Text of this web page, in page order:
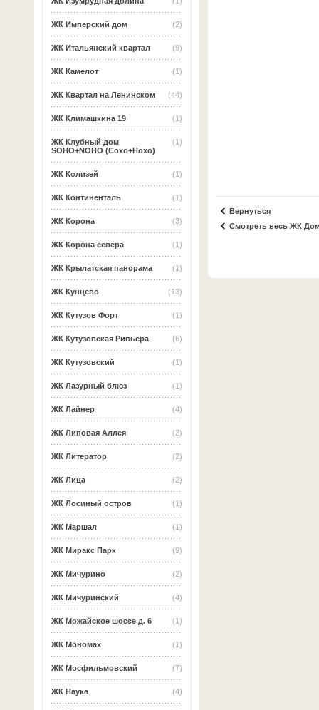
(2)
ЖК Имперский дом
(9)
ЖК Итальянский квартал
(1)
ЖК Камелот
(44)
ЖК Квартал на Ленинском
(1)
ЖК Климашкина 19
(1)
ЖК Клубный дом
SOHO+NOHO (Сохо+Нохо)
(1)
ЖК Колизей
(1)
ЖК Континенталь
(3)
ЖК Корона
(1)
ЖК Корона севера
(1)
ЖК Крылатская панорама
(13)
ЖК Кунцево
(1)
ЖК Кутузов Форт
(6)
ЖК Кутузовская Ривьера
(1)
ЖК Кутузовский
(1)
ЖК Лазурный блюз
(4)
ЖК Лайнер
(2)
ЖК Липовая Аллея
(2)
ЖК Литератор
(2)
ЖК Лица
(1)
ЖК Лосиный остров
(1)
ЖК Маршал
(9)
ЖК Миракс Парк
(2)
ЖК Мичурино
(4)
ЖК Мичуринский
(1)
ЖК Можайское шоссе д. 6
(1)
ЖК Мономах
(7)
ЖК Мосфильмовский
(4)
ЖК Наука
Вернуться
Смотреть весь ЖК